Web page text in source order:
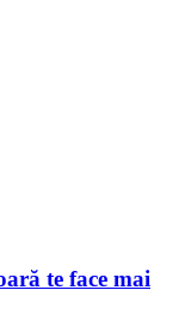
te face mai